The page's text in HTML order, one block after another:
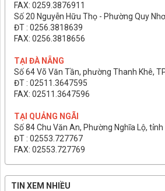
FAX: 0259.3876911
Số 20 Nguyễn Hữu Thọ - Phường Quy
ĐT : 0256.3818639
FAX: 0256.3818656
TẠI ĐÀ NẴNG
Số 64 Võ Văn Tần, phường Thanh Khê,
ĐT : 02511.3647595
FAX: 02511.3647596
TẠI QUẢNG NGÃI
Số 84 Chu Văn An, Phường Nghĩa Lộ, tỉnh
ĐT : 02553.727767
FAX: 02553.727769
TIN XEM NHIỀU